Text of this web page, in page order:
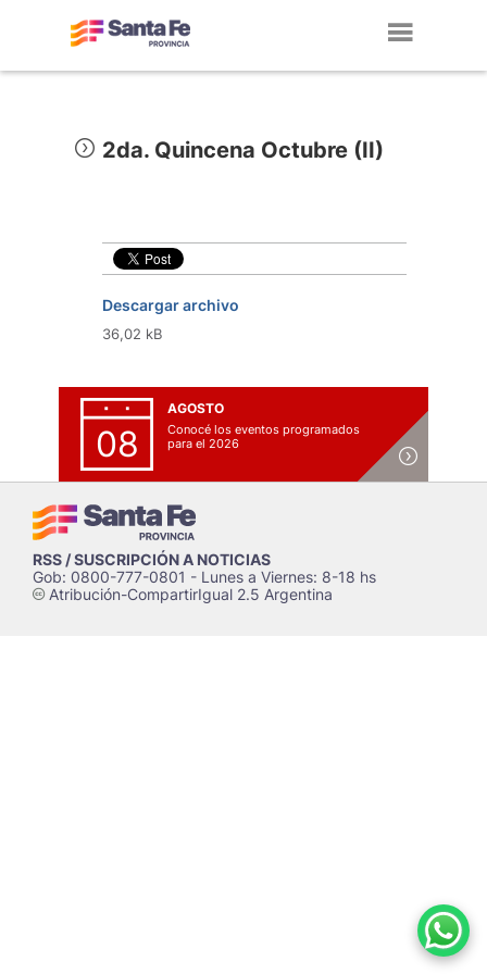
2da. Quincena Octubre (II)
Descargar archivo
36,02 kB
08
AGOSTO
Conocé los eventos programados
para el 2026
RSS / SUSCRIPCIÓN A NOTICIAS
Gob: 0800-777-0801 - Lunes a Viernes: 8-18 hs
cAtribución-CompartirIgual 2.5 Argentina